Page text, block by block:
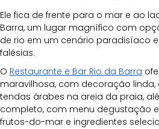
Ele fica de frente para o mar e ao
Barra, um lugar magnífico com
de rio em um cenário paradisíaco
falésias.
O Restaurante e Bar Rio da Barra
maravilhosa, com decoração linda,
tendas árabes na areia da praia,
completo, com menu degustação
frutos-do-mar e ingredientes